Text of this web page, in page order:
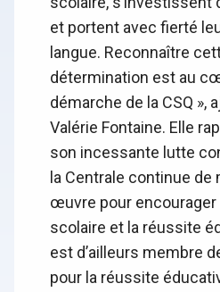
et portent avec fierté
langue. Reconnaître
détermination est au
démarche de la CSQ »,
Valérie Fontaine. Elle
son incessante lutte
la Centrale continue
œuvre pour encourager
scolaire et la réussite
est d’ailleurs membre
pour la réussite